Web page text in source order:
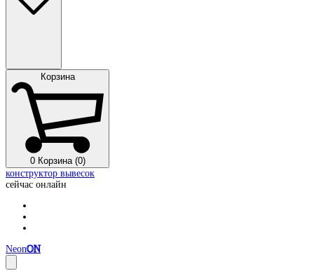
Корзина
0 Корзина (0)
конструктор вывесок
сейчас онлайн
NeonON